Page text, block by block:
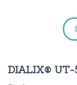
DIALIX® UT-